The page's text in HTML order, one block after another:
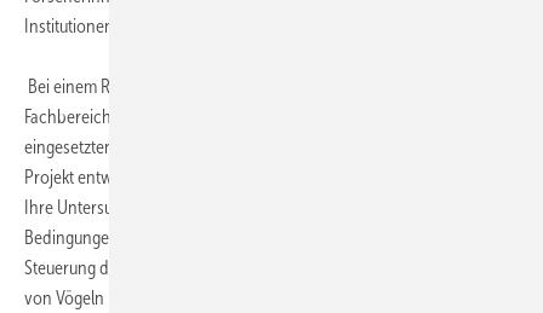
Institutionen bearbeitet.
Bei einem Rundgang über das Testfeld ließ sich der BfN-
Fachbereichsleiter die im Rahmen der Forschungsarbeiten
eingesetzten Technologien erläutern, die zum Teil speziell für dieses
Projekt entwickelt wurden. Die Forscherinnen und Forscher finden für
Ihre Untersuchungen am Windenergietestfeld einzigartige
Bedingungen vor. So erhalten sie beispielsweise die Möglichkeit, in die
Steuerung der Windenergieanlagen einzugreifen, um das Verhalten
von Vögeln und Fledermäusen in Abhängigkeit von der